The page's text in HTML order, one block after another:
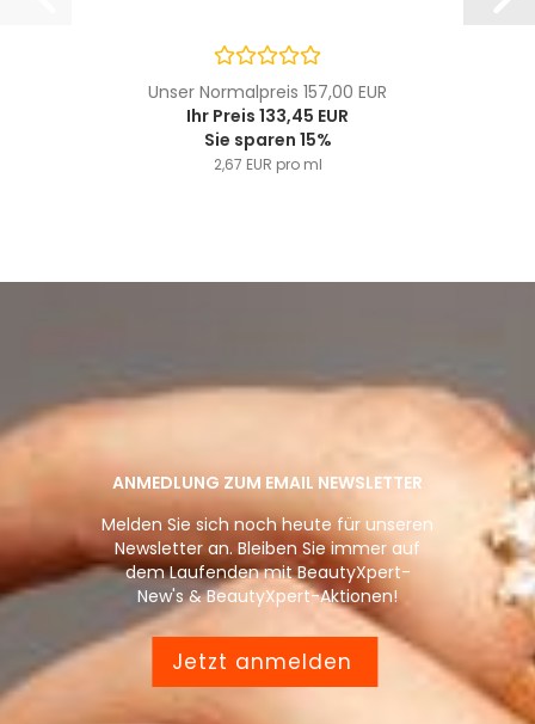
Unser Normalpreis 157,00 EUR
Ihr Preis 133,45 EUR
Sie sparen 15%
2,67 EUR pro ml
ANMEDLUNG ZUM EMAIL NEWSLETTER
Melden Sie sich noch heute für unseren
Newsletter an. Bleiben Sie immer auf
dem Laufenden mit BeautyXpert-
New's & BeautyXpert-Aktionen!
Jetzt anmelden